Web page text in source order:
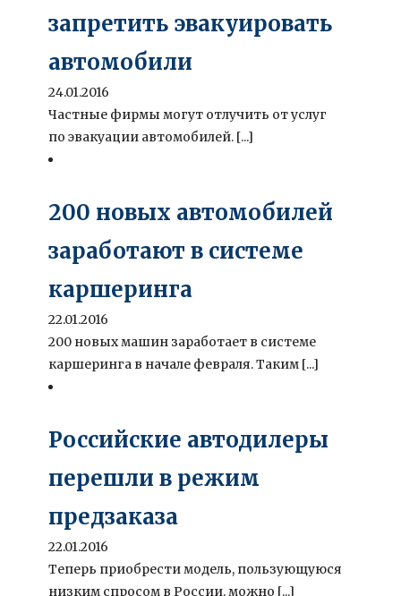
запретить эвакуировать
автомобили
24.01.2016
Частные фирмы могут отлучить от услуг
по эвакуации автомобилей. [...]
200 новых автомобилей
заработают в системе
каршеринга
22.01.2016
200 новых машин заработает в системе
каршеринга в начале февраля. Таким [...]
Российские автодилеры
перешли в режим
предзаказа
22.01.2016
Теперь приобрести модель, пользующуюся
низким спросом в России, можно [...]